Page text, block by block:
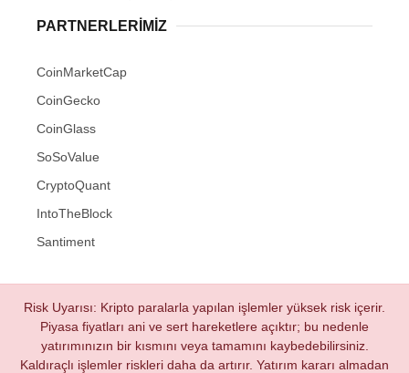
PARTNERLERIMIZ
CoinMarketCap
CoinGecko
CoinGlass
SoSoValue
CryptoQuant
IntoTheBlock
Santiment
Risk Uyarısı: Kripto paralarla yapılan işlemler yüksek risk içerir.
Piyasa fiyatları ani ve sert hareketlere açıktır; bu nedenle
yatırımınızın bir kısmını veya tamamını kaybedebilirsiniz.
Kaldıraçlı işlemler riskleri daha da artırır. Yatırım kararı almadan